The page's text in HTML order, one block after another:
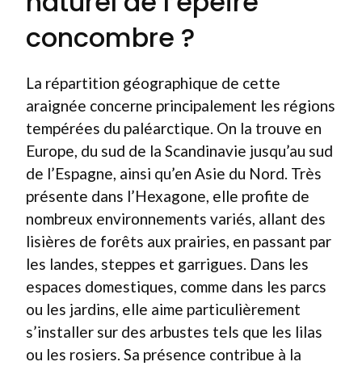
concombre ?
La répartition géographique de cette
araignée concerne principalement les régions
tempérées du paléarctique. On la trouve en
Europe, du sud de la Scandinavie jusqu’au sud
de l’Espagne, ainsi qu’en Asie du Nord. Très
présente dans l’Hexagone, elle profite de
nombreux environnements variés, allant des
lisières de forêts aux prairies, en passant par
les landes, steppes et garrigues. Dans les
espaces domestiques, comme dans les parcs
ou les jardins, elle aime particulièrement
s’installer sur des arbustes tels que les lilas
ou les rosiers. Sa présence contribue à la